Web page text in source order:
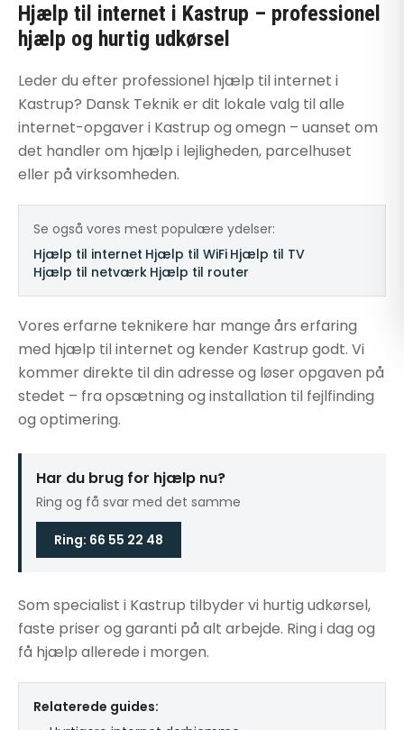
Hjælp til internet i Kastrup – professionel
hjælp og hurtig udkørsel
Leder du efter professionel hjælp til internet i
Kastrup? Dansk Teknik er dit lokale valg til alle
internet-opgaver i Kastrup og omegn – uanset om
det handler om hjælp i lejligheden, parcelhuset
eller på virksomheden.
Se også vores mest populære ydelser:
Hjælp til internet Hjælp til WiFi Hjælp til TV
Hjælp til netværk Hjælp til router
Vores erfarne teknikere har mange års erfaring
med hjælp til internet og kender Kastrup godt. Vi
kommer direkte til din adresse og løser opgaven på
stedet – fra opsætning og installation til fejlfinding
og optimering.
Har du brug for hjælp nu?
Ring og få svar med det samme
Ring: 66 55 22 48
Som specialist i Kastrup tilbyder vi hurtig udkørsel,
faste priser og garanti på alt arbejde. Ring i dag og
få hjælp allerede i morgen.
Relaterede guides: